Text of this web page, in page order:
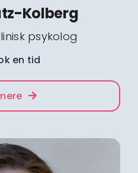
Kolberg
psykolog
en tid